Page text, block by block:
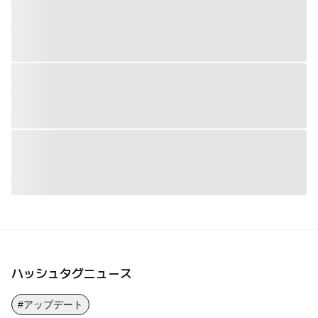
ハッシュタグニュース
#アップデート